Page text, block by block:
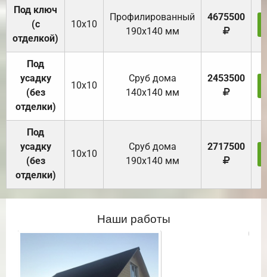
Под ключ
(с
отделкой)
10х10
Профилированный
190х140 мм
4675500
Под
усадку
(без
отделки)
10х10
Cруб дома
140х140 мм
2453500
Под
усадку
(без
отделки)
10х10
Cруб дома
190х140 мм
2717500
Наши работы